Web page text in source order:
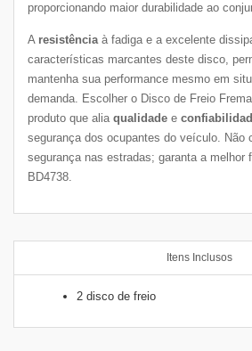
proporcionando maior durabilidade ao
A resistênciaà fadiga e a excelente
características marcantes deste disco,
mantenha sua performance mesmo em
demanda. Escolher o Disco de Freio
produto que alia qualidade e
segurança dos ocupantes do veículo. Não
segurança nas estradas; garanta a melhor
BD4738.
Itens Inclusos
2 disco de freio